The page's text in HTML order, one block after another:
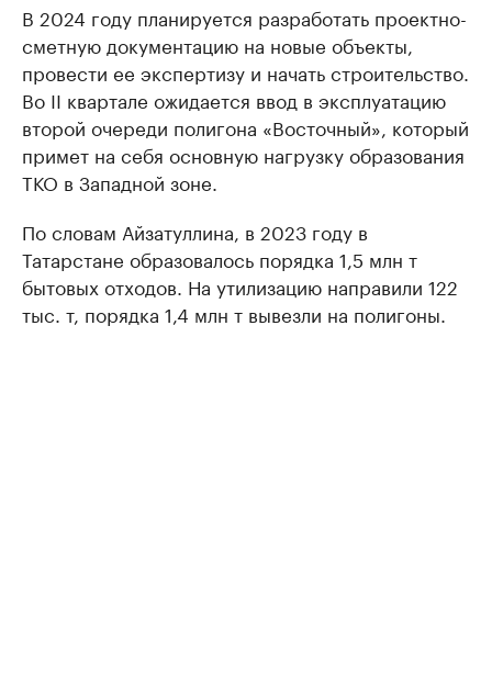
В 2024 году планируется разработать проектно-
сметную документацию на новые объекты,
провести ее экспертизу и начать строительство.
Во II квартале ожидается ввод в эксплуатацию
второй очереди полигона «Восточный», который
примет на себя основную нагрузку образования
ТКО в Западной зоне.
По словам Айзатуллина, в 2023 году в
Татарстане образовалось порядка 1,5 млн т
бытовых отходов. На утилизацию направили 122
тыс. т, порядка 1,4 млн т вывезли на полигоны.